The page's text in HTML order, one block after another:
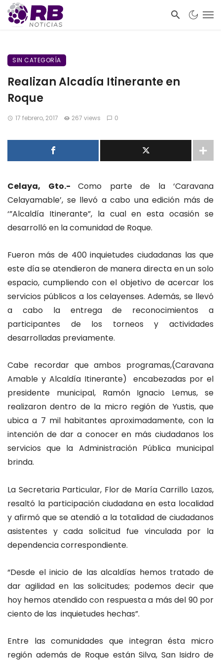
SIN CATEGORÍA
Realizan Alcadía Itinerante en
Roque
17 febrero, 2017 267 views 0
Celaya, Gto.- Como parte de la ‘Caravana
Celayamable’, se llevó a cabo una edición más de
‘”Alcaldía Itinerante”, la cual en esta ocasión se
desarrolló en la comunidad de Roque.
Fueron más de 400 inquietudes ciudadanas las que
este día se atendieron de manera directa en un solo
espacio, cumpliendo con el objetivo de acercar los
servicios públicos a los celayenses. Además, se llevó
a cabo la entrega de reconocimientos a
participantes de los torneos y actividades
desarrolladas previamente.
Cabe recordar que ambos programas,(Caravana
Amable y Alcaldía Itinerante) encabezadas por el
presidente municipal, Ramón Ignacio Lemus, se
realizaron dentro de la micro región de Yustis, que
ubica a 7 mil habitantes aproximadamente, con la
intención de dar a conocer en más ciudadanos los
servicios que la Administración Pública municipal
brinda.
La Secretaria Particular, Flor de María Carrillo Lazos,
resaltó la participación ciudadana en esta localidad
y afirmó que se atendió a la totalidad de ciudadanos
asistentes y cada solicitud fue vinculada por la
dependencia correspondiente.
“Desde el inicio de las alcaldías hemos tratado de
dar agilidad en las solicitudes; podemos decir que
hoy hemos atendido con respuesta a más del 90 por
ciento de las inquietudes hechas”.
Entre las comunidades que integran ésta micro
región además de Roque están Silva, San Isidro de